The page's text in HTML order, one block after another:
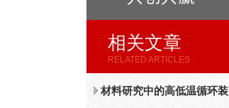
相关文章
RELATED ARTICLES
材料研究中的高低温循环装